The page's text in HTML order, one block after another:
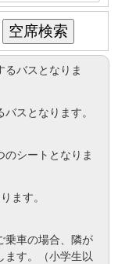
るバスとなりま
スとなります。
のシートとなりま
ます。
乗車の場合、隣が
ます。（小学生以